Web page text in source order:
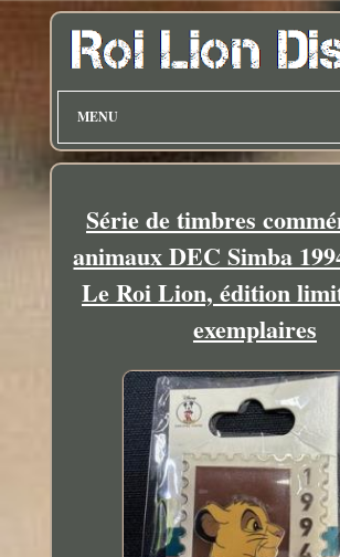
MENU
Série de timbres
animaux DEC Simba
Le Roi Lion, édition
exemplaires